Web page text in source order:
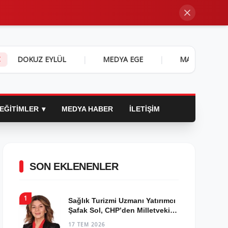
EYLÜL | MEDYA EGE | MARMARA YAŞAM
EĞITIMLER MEDYA HABER İLETIŞIM
SON EKLENENLER
1
Sağlık Turizmi Uzmanı Yatırımcı
Şafak Sol, CHP’den Milletvekili
17 TEM 2026